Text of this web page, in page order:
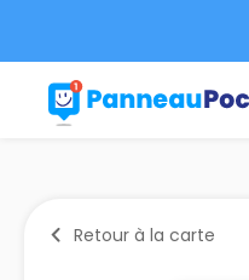
Retour à la carte